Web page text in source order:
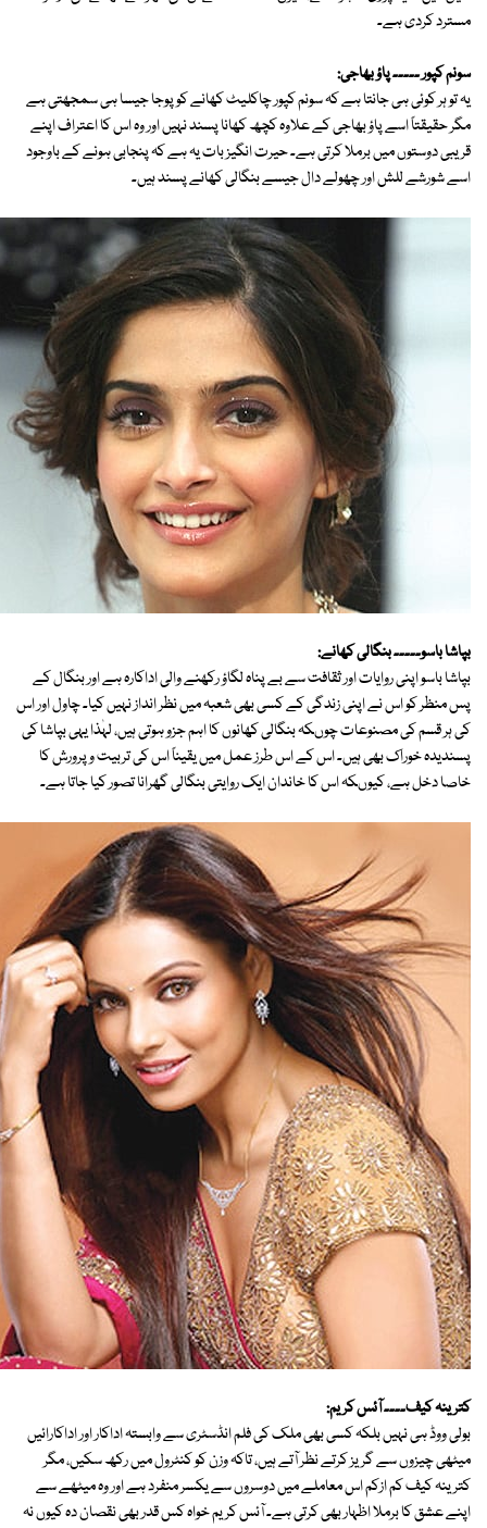
مسترد کردی ہے۔
سونم کپور ۔۔۔۔۔ پاؤ بھاجی:
یہ تو ہر کوئی ہی جانتا ہے کہ سونم کپور چاکلیٹ کھانے کو پوجا جیسا ہی سمجھتی ہے
مگر حقیقتاً اسے پاؤ بھاجی کے علاوہ کچھ کھانا پسند نہیں اور وہ اس کا اعتراف اپنے
قریبی دوستوں میں برملا کرتی ہے۔ حیرت انگیز بات یہ ہے کہ پنجابی ہونے کے باوجود
اسے شورشے للش اور چھولے دال جیسے بنگالی کھانے پسند ہیں۔
بپاشا باسو۔۔۔۔۔ بنگالی کھانے:
بپاشا باسو اپنی روایات اور ثقافت سے بے پناہ لگاؤ رکھنے والی اداکارہ ہے اور بنگال کے
پس منظر کو اس نے اپنی زندگی کے کسی بھی شعبہ میں نظر انداز نہیں کیا۔ چاول اور اس
کی ہر قسم کی مصنوعات چوںکہ بنگالی کھانوں کا اہم جزو ہوتی ہیں، لہٰذا یہی بپاشا کی
پسندیدہ خوراک بھی ہیں۔ اس کے اس طرز عمل میں یقیناً اس کی تربیت و پرورش کا
خاصا دخل ہے، کیوںکہ اس کا خاندان ایک روایتی بنگالی گھرانا تصور کیا جاتا ہے۔
کترینہ کیف۔۔۔۔ آئس کریم:
بولی ووڈ ہی نہیں بلکہ کسی بھی ملک کی فلم انڈسٹری سے وابستہ اداکار اور اداکارائیں
میٹھی چیزوں سے گریز کرتے نظر آتے ہیں، تاکہ وزن کو کنٹرول میں رکھ سکیں، مگر
کترینہ کیف کم ازکم اس معاملے میں دوسروں سے یکسر منفرد ہے اور وہ میٹھے سے
اپنے عشق کا برملا اظہار بھی کرتی ہے۔ آئس کریم خواہ کس قدر بھی نقصان دہ کیوں نہ